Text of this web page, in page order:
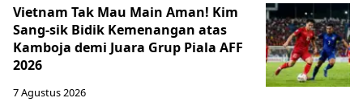
Vietnam Tak Mau Main Aman! Kim
Sang-sik Bidik Kemenangan atas
Kamboja demi Juara Grup Piala AFF
2026
7 Agustus 2026